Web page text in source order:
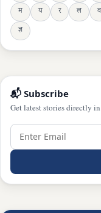
म
य र ल व
ज्ञ
📬 Subscribe
Get latest stories directly